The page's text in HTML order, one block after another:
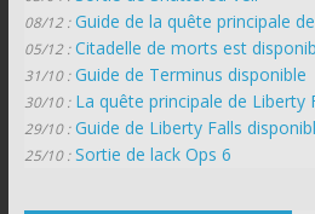
08/12 : Guide de la quête principale
05/12 : Citadelle de morts est
31/10 : Guide de Terminus disponible
30/10 : La quête principale de Liberty
29/10 : Guide de Liberty Falls
25/10 : Sortie de lack Ops 6